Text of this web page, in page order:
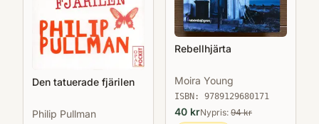
Den tatuerade fjärilen
Philip Pullman
Rebellhjärta
Moira Young
ISBN: 9789129680171
40 krNypris: 94kr